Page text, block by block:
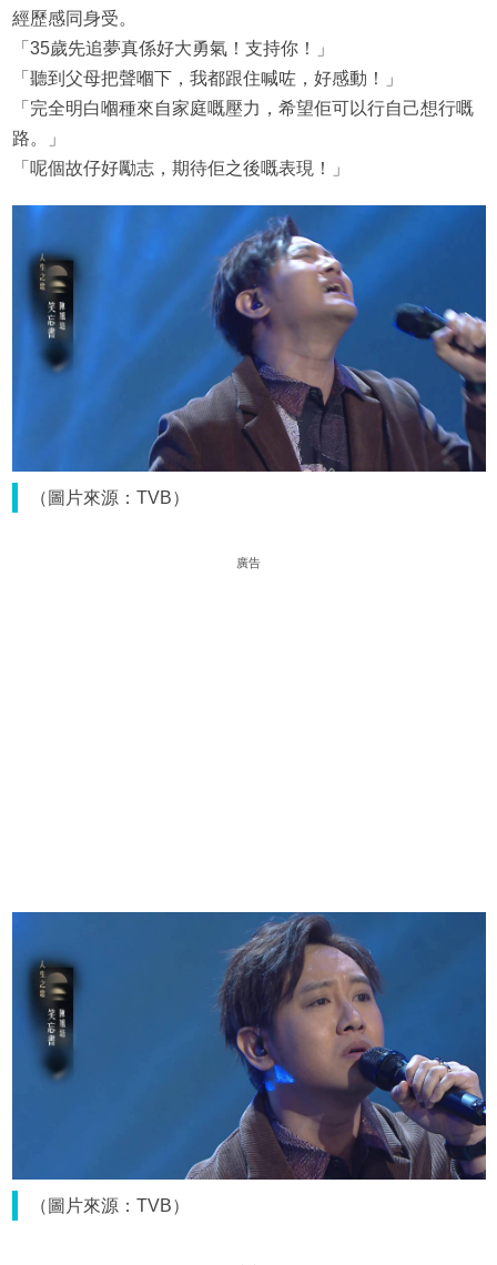
經歷感同身受。
「35歲先追夢真係好大勇氣！支持你！」
「聽到父母把聲嗰下，我都跟住喊咗，好感動！」
「完全明白嗰種來自家庭嘅壓力，希望佢可以行自己想行嘅
路。」
「呢個故仔好勵志，期待佢之後嘅表現！」
（圖片來源：TVB）
廣告
（圖片來源：TVB）